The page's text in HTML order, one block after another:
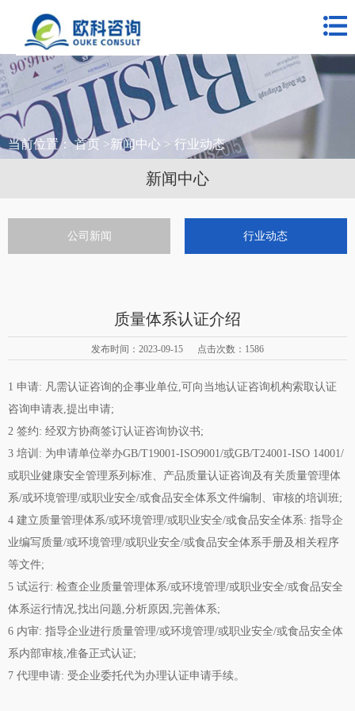
网站首页
关于我们
公司业务
合作客户
新闻中心
当前位置：首页 >新闻中心 > 行业动态
新闻中心
公司新闻 行业动态
质量体系认证介绍
发布时间：2023-09-15 点击次数：1586
1 申请: 凡需认证咨询的企事业单位,可向当地认证咨询机构索取认证
咨询申请表,提出申请;
2 签约: 经双方协商签订认证咨询协议书;
3 培训: 为申请单位举办GB/T19001-ISO9001/或GB/T24001-ISO 14001/
或职业健康安全管理系列标准、产品质量认证咨询及有关质量管理体
系/或环境管理/或职业安全/或食品安全体系文件编制、审核的培训班;
4 建立质量管理体系/或环境管理/或职业安全/或食品安全体系: 指导企
业编写质量/或环境管理/或职业安全/或食品安全体系手册及相关程序
等文件;
5 试运行: 检查企业质量管理体系/或环境管理/或职业安全/或食品安全
体系运行情况,找出问题,分析原因,完善体系;
6 内审: 指导企业进行质量管理/或环境管理/或职业安全/或食品安全体
系内部审核,准备正式认证;
7 代理申请: 受企业委托代为办理认证申请手续。